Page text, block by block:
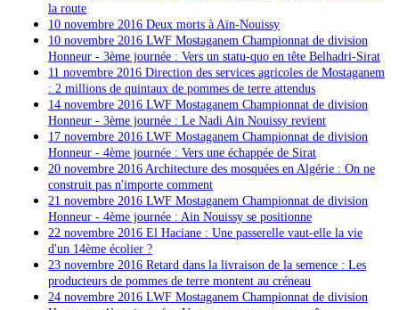
la route
10 novembre 2016 Deux morts à Aïn-Nouissy
10 novembre 2016 LWF Mostaganem Championnat de division
Honneur - 3ème journée : Vers un statu-quo en tête Belhadri-Sirat
11 novembre 2016 Direction des services agricoles de Mostaganem
: 2 millions de quintaux de pommes de terre attendus
14 novembre 2016 LWF Mostaganem Championnat de division
Honneur - 3ème journée : Le Nadi Ain Nouissy revient
17 novembre 2016 LWF Mostaganem Championnat de division
Honneur - 4ème journée : Vers une échappée de Sirat
20 novembre 2016 Architecture des mosquées en Algérie : On ne
construit pas n'importe comment
21 novembre 2016 LWF Mostaganem Championnat de division
Honneur - 4ème journée : Ain Nouissy se positionne
22 novembre 2016 El Haciane : Une passerelle vaut-elle la vie
d'un 14ème écolier ?
23 novembre 2016 Retard dans la livraison de la semence : Les
producteurs de pommes de terre montent au créneau
24 novembre 2016 LWF Mostaganem Championnat de division